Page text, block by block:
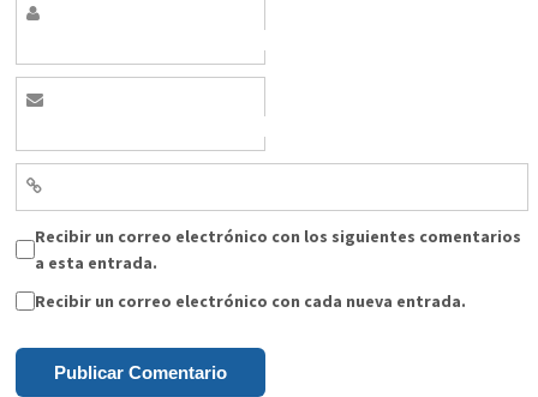
Recibir un correo electrónico con los siguientes comentarios
a esta entrada.
Recibir un correo electrónico con cada nueva entrada.